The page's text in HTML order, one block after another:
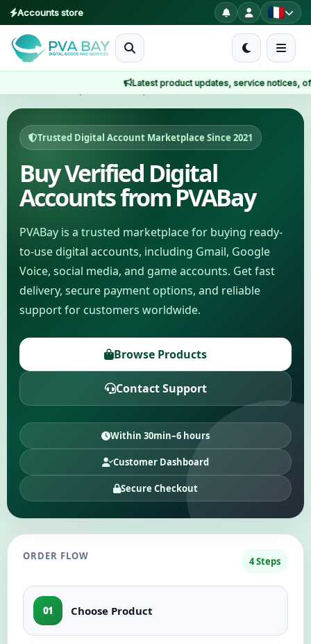
Accounts store
Latest product updates, service notices, offers,
MENU
Produits
About
2FA
FAQ
Contact
Votre compte
Support
CATÉGORIES
Google Voice
Comptes Gmail 2024
Forwarding Gmail
Marketplace numérique
Trusted Digital Account Marketplace Since 2021
Buy Verified Digital
Accounts from PVABay
PVABay is a trusted marketplace for buying ready-
to-use digital accounts, including Gmail, Google
Voice, social media, and game accounts. Get fast
delivery, secure payment options, and reliable
support for customers worldwide.
Browse Products
Contact Support
Within 30min–6 hours
Customer Dashboard
Secure Checkout
ORDER FLOW 4 Steps
01 Choose Product